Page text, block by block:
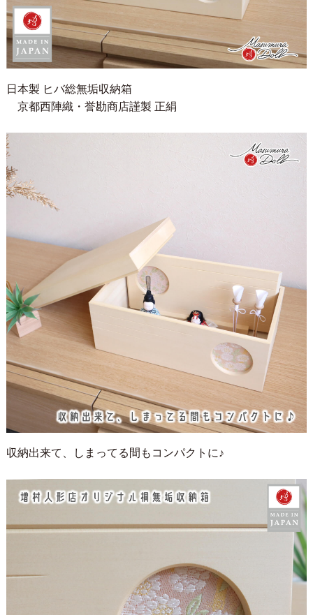
日本製 ヒバ総無垢収納箱
京都西陣織・誉勘商店謹製 正絹
収納出来て、しまってる間もコンパクトに♪